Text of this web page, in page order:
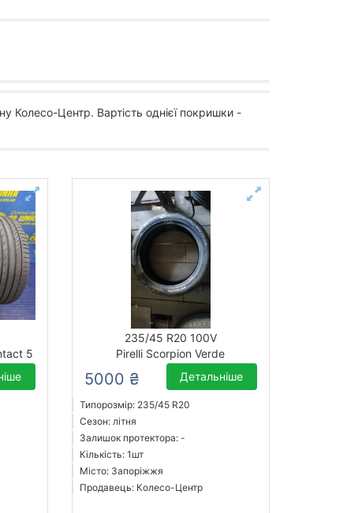
Колесо-Центр. Вартість однієї покришки -
5
235/45 R20 100V
Pirelli Scorpion Verde
5000 ₴ Детальніше
Типорозмір: 235/45 R20
Сезон: літня
Залишок протектора: -
Кількість: 1шт
Місто: Запоріжжя
Продавець: Колесо-Центр